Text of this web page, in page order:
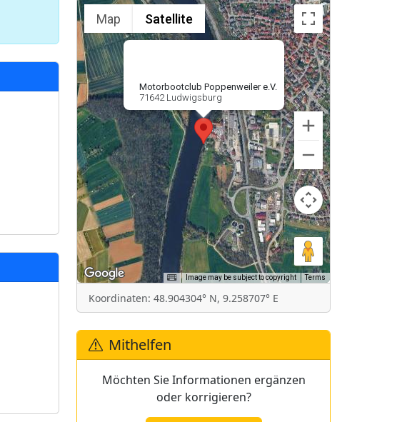
Motorbootclub Poppenweiler e.V.
71642 Ludwigsburg
Map Satellite
Image may be subject to copyright Terms
Koordinaten: 48.904304° N, 9.258707° E
Mithelfen
Möchten Sie Informationen ergänzen
oder korrigieren?